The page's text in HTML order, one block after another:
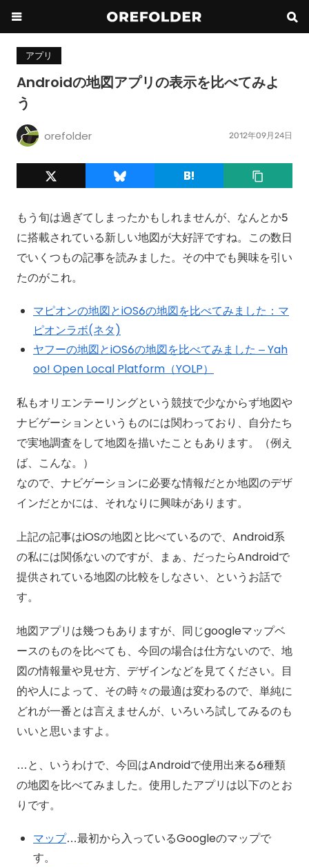
アプリ
Androidの地図アプリの表示を比べてみよ
う
orefolder 2012年09月24日
もう旬は過ぎてしまったかもしれませんが、なんとか5
に搭載されている新しい地図が大好評ですね。この数日
でいくつもの記事を読みました。その中でも興味を引い
たのがこれ。
マピオンの地図とiOS6の地図を比べてみました：マ
ピオンラボ(ネタ)
ヤフーの地図とiOS6の地図を比べてみました – Yah
oo! Open Local Platform（YOLP）
私もオリエンテーリングという競技で少なからず地図や
ナビゲーションというものには関わっており、自分たち
で実地調査をして地図を描いたこともあります。（例え
ば、こんな。）
なので、ナビゲーションに必要な情報だとか地図のデザ
インだとかには、それなりに興味があります。
上記の記事はiOSの地図と比べているので、Android系
の私には関係ないのですが、まぁ、だったらAndroidで
提供されている地図の比較をしなさい、というお話で
す。
地図アプリは幾つもありますが、同じgoogleマップベ
ースのものを比べても、今回の場合は仕方ないので、地
図の情報量や見せ方、デザインなどを見てください。目
的や人によって、その時々の最適は変わるので、単純に
どれが一番とは言えませんが、いろいろ試してみるのも
いいと思いますよ。
…と、いうわけで、今回はAndroidで使用出来る6種類
の地図を比べてみました。使用したアプリは以下のとお
りです。
マップ…最初から入っているGoogleのマップで
す。